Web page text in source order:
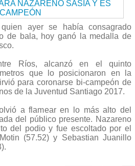
ayer se había consagrado
de bala, hoy ganó la medalla de
Ríos, alcanzó en el quinto
que lo posicionaron en la
para coronarse bi-campeón de
de la Juventud Santiago 2017.
a flamear en lo más alto del
del público presente. Nazareno
del podio y fue escoltado por el
(57.52) y Sebastian Juanillo
).